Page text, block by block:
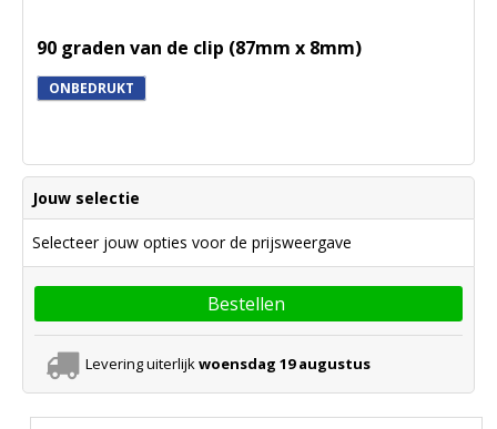
90 graden van de clip (87mm x 8mm)
ONBEDRUKT
Jouw selectie
Selecteer jouw opties voor de prijsweergave
Bestellen
Levering uiterlijkwoensdag 19 augustus